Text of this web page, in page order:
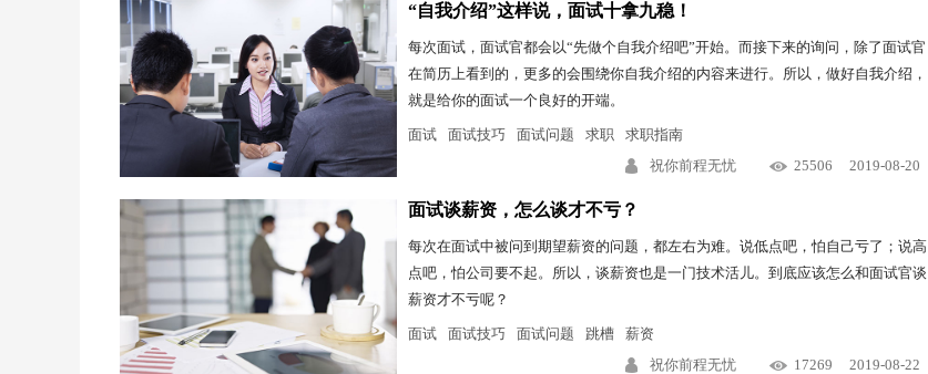
“自我介绍”这样说，面试十拿九稳！
每次面试，面试官都会以“先做个自我介绍吧”开始。而接下来的询问，除了面试官
在简历上看到的，更多的会围绕你自我介绍的内容来进行。所以，做好自我介绍，
就是给你的面试一个良好的开端。
面试 面试技巧 面试问题 求职
求职指南
祝你前程无忧
25506 2019-08-20
面试谈薪资，怎么谈才不亏？
每次在面试中被问到期望薪资的问题，都左右为难。说低点吧，怕自己亏了；说高
点吧，怕公司要不起。所以，谈薪资也是一门技术活儿。到底应该怎么和面试官谈
薪资才不亏呢？
面试 面试技巧 面试问题 跳槽
薪资
祝你前程无忧
17269 2019-08-22